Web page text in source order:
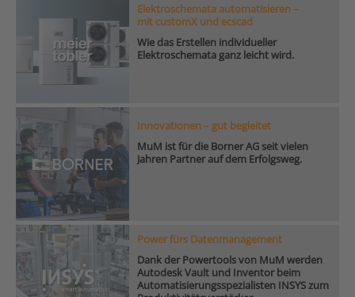
Elektroschemata automatisieren –
mit customX und ecscad
Wie das Erstellen individueller
Elektroschemata ganz leicht wird.
Innovationen – gut begleitet
MuM ist für die Borner AG seit vielen
Jahren Partner auf dem Erfolgsweg.
Power fürs Datenmanagement
Dank der Powertools von MuM werden
Autodesk Vault und Inventor beim
Automatisierungsspezialisten INSYS zum